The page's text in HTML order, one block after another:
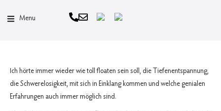
Menu
Ich hörte immer wieder wie toll floaten sein soll, die Tiefenentspannung,
die Schwerelosigkeit, mit sich in Einklang kommen und welche genialen
Erfahrungen auch immer möglich sind.